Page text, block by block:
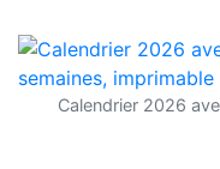
Calendrier 2026